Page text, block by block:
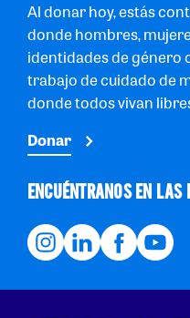
Al donar hoy, estás
donde hombres,
identidades de género
trabajo de cuidado de
donde todos vivan
Donar
ENCUÉNTRANOS EN LAS